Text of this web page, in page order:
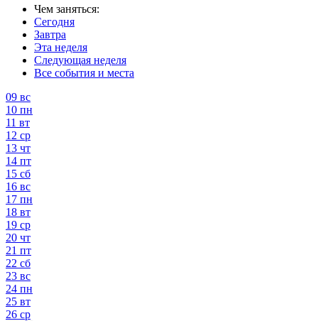
Чем заняться:
Сегодня
Завтра
Эта неделя
Следующая неделя
Все события и места
09 вс
10 пн
11 вт
12 ср
13 чт
14 пт
15 сб
16 вс
17 пн
18 вт
19 ср
20 чт
21 пт
22 сб
23 вс
24 пн
25 вт
26 ср